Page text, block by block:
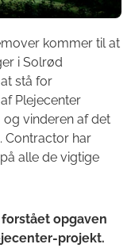
kommer til at
i Solrød
stå for
Plejecenter
vinderen af det
Contractor har
alle de vigtige
opgaven
projekt.